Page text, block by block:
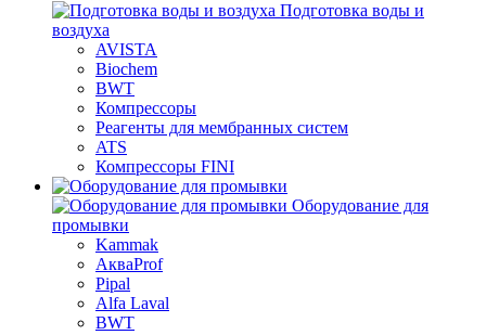
Подготовка воды и
воздуха
AVISTA
Biochem
BWT
Компрессоры
Реагенты для мембранных систем
ATS
Компрессоры FINI
Оборудование для
промывки
Kammak
АкваProf
Pipal
Alfa Laval
BWT